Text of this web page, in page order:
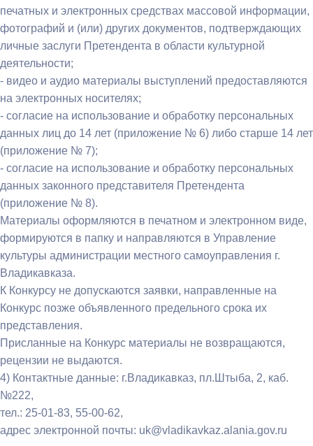
печатных и электронных средствах массовой информации,
фотографий и (или) других документов, подтверждающих
личные заслуги Претендента в области культурной
деятельности;
- видео и аудио материалы выступлений предоставляются
на электронных носителях;
- согласие на использование и обработку персональных
данных лиц до 14 лет (приложение № 6) либо старше 14 лет
(приложение № 7);
- согласие на использование и обработку персональных
данных законного представителя Претендента
(приложение № 8).
Материалы оформляются в печатном и электронном виде,
формируются в папку и направляются в Управление
культуры администрации местного самоуправления г.
Владикавказа.
К Конкурсу не допускаются заявки, направленные на
Конкурс позже объявленного предельного срока их
представления.
Присланные на Конкурс материалы не возвращаются,
рецензии не выдаются.
4) Контактные данные: г.Владикавказ, пл.Штыба, 2, каб.
№222,
тел.: 25-01-83, 55-00-62,
адрес электронной почты: uk@vladikavkaz.alania.gov.ru